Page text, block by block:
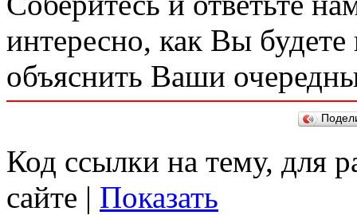
интересно, как Вы будете
объяснить Ваши
Код ссылки на тему, для
сайте | Показать